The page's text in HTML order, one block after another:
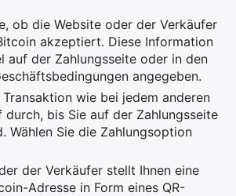
ob die Website oder der Verkäufer
akzeptiert. Diese Information
auf der Zahlungsseite oder in den
angegeben.
Transaktion wie bei jedem anderen
durch, bis Sie auf der Zahlungsseite
Wählen Sie die Zahlungsoption
der Verkäufer stellt Ihnen eine
Adresse in Form eines QR-